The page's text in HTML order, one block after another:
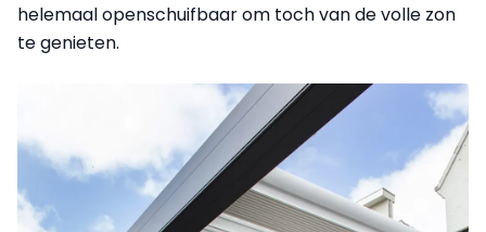
helemaal openschuifbaar om toch van de volle zon
te genieten.